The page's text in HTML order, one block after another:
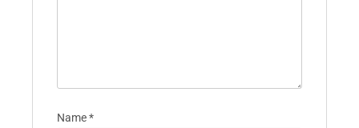
Name*